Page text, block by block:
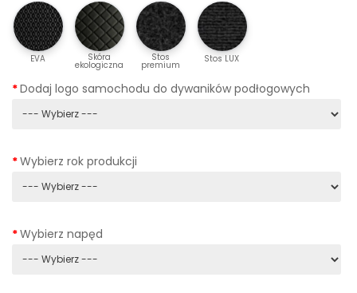
EVA Skóra
ekologiczna
Stos
premium
Stos LUX
Dodaj logo samochodu do dywaników podłogowych
Wybierz rok produkcji
Wybierz napęd